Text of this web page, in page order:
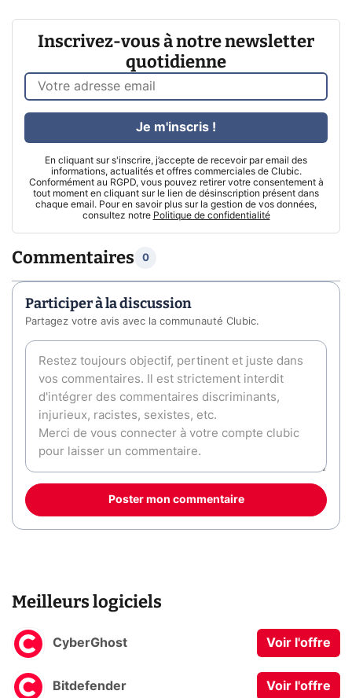
Inscrivez-vous à notre newsletter
quotidienne
En cliquant sur s'inscrire, j’accepte de recevoir par email des
informations, actualités et offres commerciales de Clubic.
Conformément au RGPD, vous pouvez retirer votre consentement à
tout moment en cliquant sur le lien de désinscription présent dans
chaque email. Pour en savoir plus sur la gestion de vos données,
consultez notre Politique de confidentialité
Je m'inscris !
Commentaires 0
Participer à la discussion
Partagez votre avis avec la communauté Clubic.
Poster mon commentaire
Meilleurs logiciels
CyberGhost Voir l'offre
Bitdefender Voir l'offre